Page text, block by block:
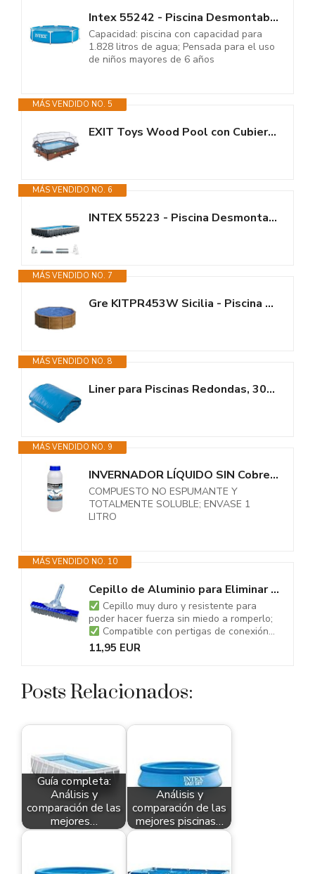
Intex 55242 - Piscina Desmontable Redonda Metal Frame Familiar Color Azul,...
Capacidad: piscina con capacidad para
1.828 litros de agua; Pensada para el uso
de niños mayores de 6 años
MÁS VENDIDO NO. 5
EXIT Toys Wood Pool con Cubierta Multifuncional - 300x200x65cm - Piscina de...
MÁS VENDIDO NO. 6
INTEX 55223 - Piscina Desmontable Ultra XTR Frame 975x488x132 cm con...
MÁS VENDIDO NO. 7
Gre KITPR453W Sicilia - Piscina Elevada Redonda, Aspecto Madera, 460 x 120...
MÁS VENDIDO NO. 8
Liner para Piscinas Redondas, 300 x 120 cm (Largo x Alto), Sistema...
MÁS VENDIDO NO. 9
INVERNADOR LÍQUIDO SIN Cobre 1 LITRO para Piscinas de Obra,...
COMPUESTO NO ESPUMANTE Y
TOTALMENTE SOLUBLE; ENVASE 1
LITRO
MÁS VENDIDO NO. 10
Cepillo de Aluminio para Eliminar Las Algas en Piscinas de Obra y gresite
Cepillo muy duro y resistente para
poder hacer fuerza sin miedo a romperlo;
Compatible con pertigas de conexión...
11,95 EUR
Posts Relacionados:
Guía completa:
Análisis y
comparación de las
mejores…
Análisis y
comparación de las
mejores piscinas…